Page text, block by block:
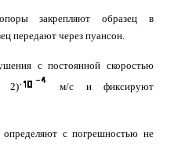
закрепляют образец в
передают через пуансон.
с постоянной скоростью
2)
м/с и фиксируют
с погрешностью не